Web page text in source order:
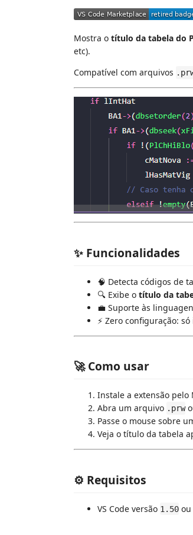
Mostra o título da tabela do
etc).
Compatível com arquivos
✨ Funcionalidades
🧠 Detecta códigos de
🔍 Exibe o título da
💼 Suporte às
⚡ Zero configuração:
🚀 Como usar
Instale a extensão pelo
Abra um arquivo .prw
Passe o mouse sobre
Veja o título da tabela
⚙️ Requisitos
VS Code versão 1.50